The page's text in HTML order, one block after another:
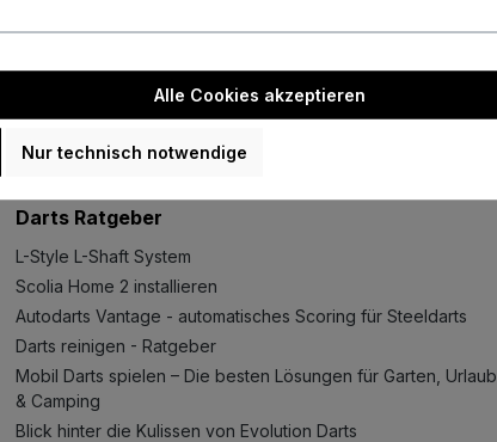
Darts Ratgeber
L-Style L-Shaft System
Scolia Home 2 installieren
Autodarts Vantage - automatisches Scoring für Steeldarts
Darts reinigen - Ratgeber
Mobil Darts spielen – Die besten Lösungen für Garten, Urlaub
& Camping
Blick hinter die Kulissen von Evolution Darts
Alle Cookies akzeptieren
Nur technisch notwendige